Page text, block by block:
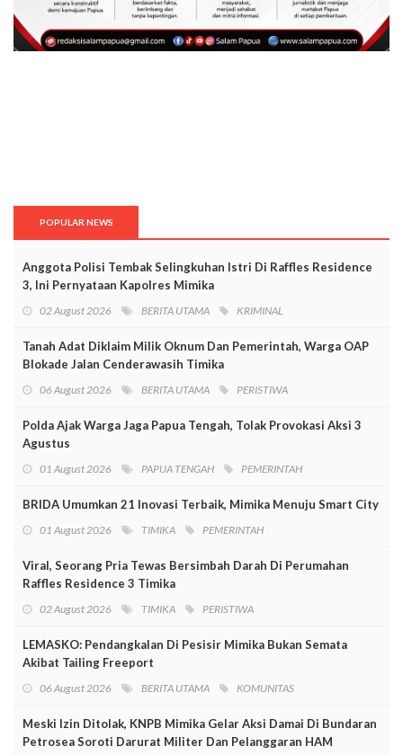
POPULAR NEWS
Anggota Polisi Tembak Selingkuhan Istri Di Raffles Residence
3, Ini Pernyataan Kapolres Mimika
02 August 2026 BERITA UTAMA KRIMINAL
Tanah Adat Diklaim Milik Oknum Dan Pemerintah, Warga OAP
Blokade Jalan Cenderawasih Timika
06 August 2026 BERITA UTAMA PERISTIWA
Polda Ajak Warga Jaga Papua Tengah, Tolak Provokasi Aksi 3
Agustus
01 August 2026 PAPUA TENGAH PEMERINTAH
BRIDA Umumkan 21 Inovasi Terbaik, Mimika Menuju Smart City
01 August 2026 TIMIKA PEMERINTAH
Viral, Seorang Pria Tewas Bersimbah Darah Di Perumahan
Raffles Residence 3 Timika
02 August 2026 TIMIKA PERISTIWA
LEMASKO: Pendangkalan Di Pesisir Mimika Bukan Semata
Akibat Tailing Freeport
06 August 2026 BERITA UTAMA KOMUNITAS
Meski Izin Ditolak, KNPB Mimika Gelar Aksi Damai Di Bundaran
Petrosea Soroti Darurat Militer Dan Pelanggaran HAM